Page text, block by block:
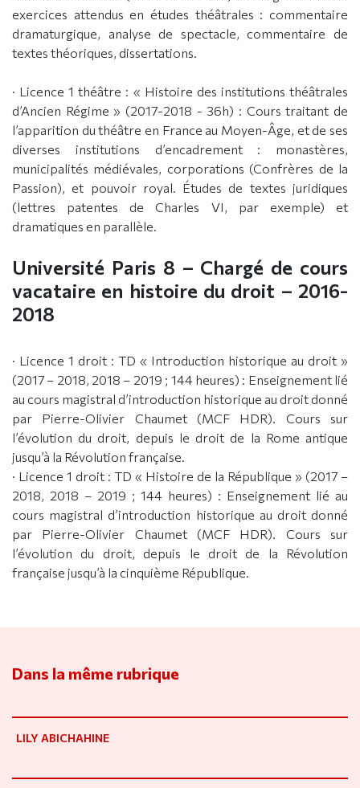
exercices attendus en études théâtrales : commentaire
dramaturgique, analyse de spectacle, commentaire de
textes théoriques, dissertations.
· Licence 1 théâtre : « Histoire des institutions théâtrales
d’Ancien Régime » (2017-2018 - 36h) : Cours traitant de
l’apparition du théâtre en France au Moyen-Âge, et de ses
diverses institutions d’encadrement : monastères,
municipalités médiévales, corporations (Confrères de la
Passion), et pouvoir royal. Études de textes juridiques
(lettres patentes de Charles VI, par exemple) et
dramatiques en parallèle.
Université Paris 8 – Chargé de cours
vacataire en histoire du droit – 2016-
2018
· Licence 1 droit : TD « Introduction historique au droit »
(2017 – 2018, 2018 – 2019 ; 144 heures) : Enseignement lié
au cours magistral d’introduction historique au droit donné
par Pierre-Olivier Chaumet (MCF HDR). Cours sur
l’évolution du droit, depuis le droit de la Rome antique
jusqu’à la Révolution française.
· Licence 1 droit : TD « Histoire de la République » (2017 –
2018, 2018 – 2019 ; 144 heures) : Enseignement lié au
cours magistral d’introduction historique au droit donné
par Pierre-Olivier Chaumet (MCF HDR). Cours sur
l’évolution du droit, depuis le droit de la Révolution
française jusqu’à la cinquième République.
Dans la même rubrique
LILY ABICHAHINE